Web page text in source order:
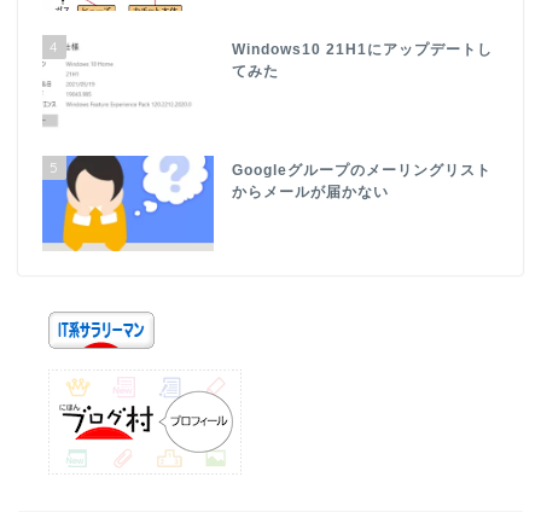
4
Windows10 21H1にアップデートし
てみた
5
Googleグループのメーリングリスト
からメールが届かない